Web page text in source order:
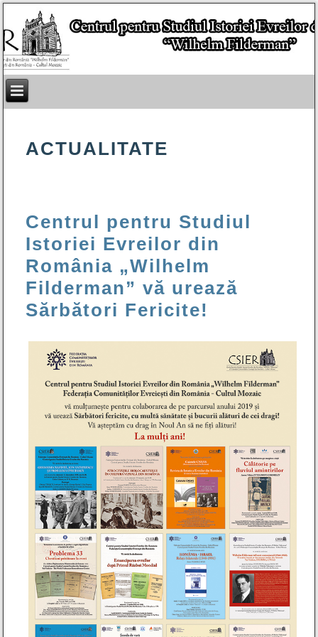
ACTUALITATE
Centrul pentru Studiul
Istoriei Evreilor din
România „Wilhelm
Filderman” vă urează
Sărbători Fericite!